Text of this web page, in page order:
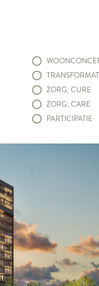
ZORG; CURE
ZORG; CARE
PARTICIPATIE